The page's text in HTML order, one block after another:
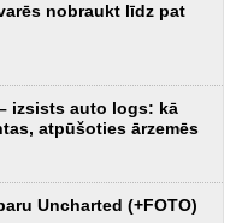
nobraukt līdz pat
izsists auto logs: kā
atpūšoties ārzemēs
Uncharted (+FOTO)